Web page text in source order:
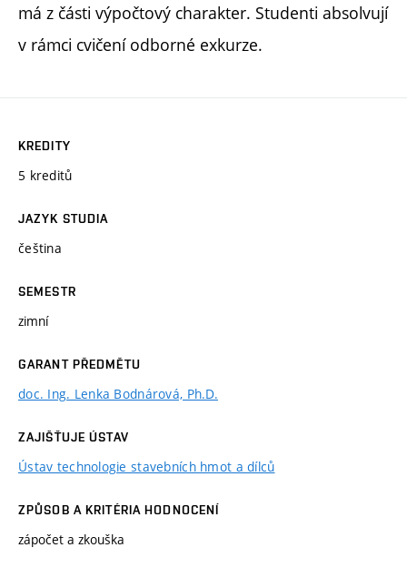
má z části výpočtový charakter. Studenti absolvují
v rámci cvičení odborné exkurze.
KREDITY
5 kreditů
JAZYK STUDIA
čeština
SEMESTR
zimní
GARANT PŘEDMĚTU
doc. Ing. Lenka Bodnárová, Ph.D.
ZAJIŠŤUJE ÚSTAV
Ústav technologie stavebních hmot a dílců
ZPŮSOB A KRITÉRIA HODNOCENÍ
zápočet a zkouška